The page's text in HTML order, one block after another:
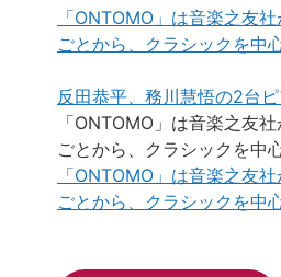
「ONTOMO」は音楽之友
ごとから、クラシックを中
反田恭平、務川慧悟の2台
「ONTOMO」は音楽之友
ごとから、クラシックを中
「ONTOMO」は音楽之友
ごとから、クラシックを中